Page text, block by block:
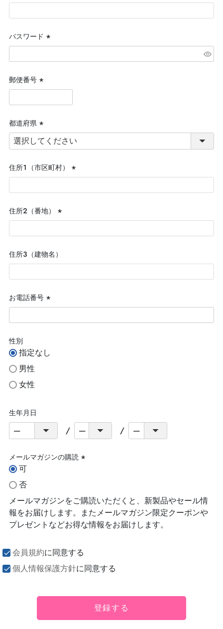
(必
須)
パスワード
(必
須)
郵便番号
(必
須)
都道府県
(必
須)
住所１（市区町村）
(必
須)
住所２（番地）
(必
須)
住所３（建物名）
お電話番号
(必
須)
性別
指定なし
男性
女性
生年月日
メールマガジンの購読
可
否
メールマガジンをご購読いただくと、新製品やセール情
報をお届けします。またメールマガジン限定クーポンや
プレゼントなどお得な情報をお届けします。
会員規約に同意する
個人情報保護方針に同意する
登録する